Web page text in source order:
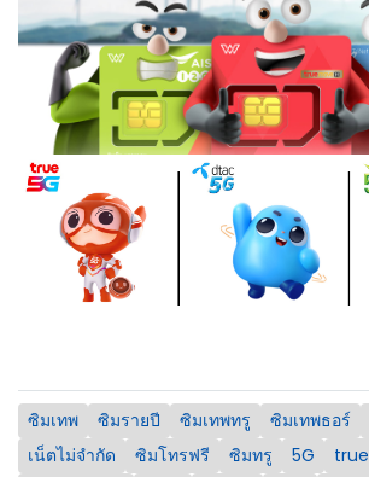
ซิมเทพ ซิมรายปี ซิมเทพทรู ซิมเทพธอร์
เน็ตไม่จำกัด
ซิมโทรฟรี ซิมทรู 5G true